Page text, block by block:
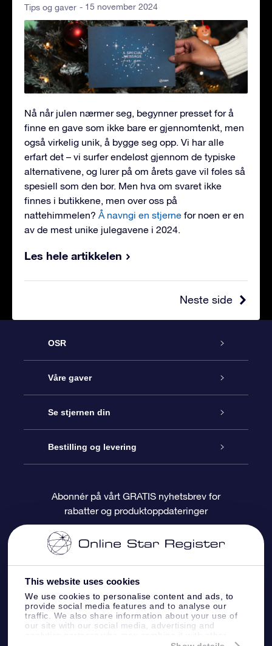
This website uses cookies
We use cookies to personalise content and ads, to
provide social media features and to analyse our
traffic. We also share information about your use of
our site with our social media, advertising and
Tips og gaver - 15 november 2024
Nå når julen nærmer seg, begynner presset for å
finne en gave som ikke bare er gjennomtenkt, men
også virkelig unik, å bygge seg opp. Vi har alle
erfart det – vi surfer endeløst gjennom de typiske
alternativene, og lurer på om årets gave vil føles så
spesiell som den bør. Men hva om svaret ikke
finnes i butikkene, men over oss på
nattehimmelen? Å navngi en stjerne for noen er en
av de mest unike julegavene i 2024.
Les hele artikkelen
Neste side
OSR
Kundeservice
Kontakt oss
Bloggen
Anmeldelser
Våre gaver
Online Stjernegave
OSR Gavepakke
OSR-gavekortet
Bedriftsgaver
Se stjernen din
Star Register
Pesontilpasset stjerneside
One Million Stars
OSR Starsaver
Fly me to the Stars VR-app
Bestilling og levering
Betalingsinformasjon
Fraktinformasjon
Returpolicy
Stjernebildene
Abonnér på vårt GRATIS nyhetsbrev for
rabatter og produktoppdateringer